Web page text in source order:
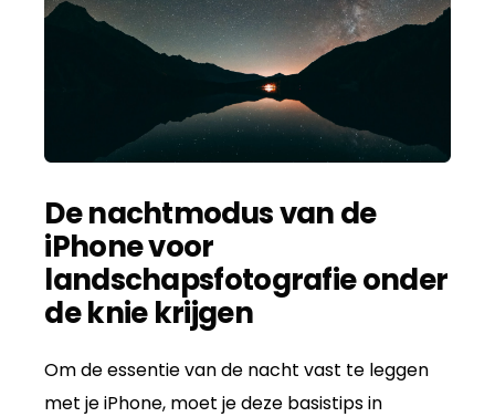
De nachtmodus van de
iPhone voor
landschapsfotografie onder
de knie krijgen
Om de essentie van de nacht vast te leggen
met je iPhone, moet je deze basistips in